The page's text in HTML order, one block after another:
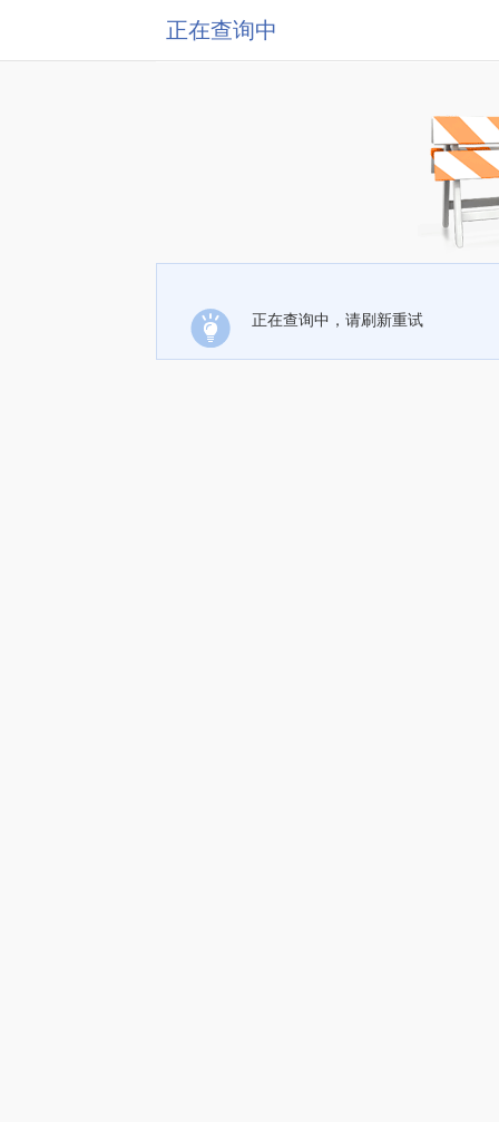
正在查询中
正在查询中，请刷新重试